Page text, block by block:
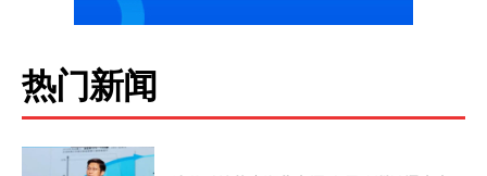
热门新闻